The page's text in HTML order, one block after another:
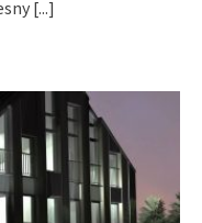
[...]